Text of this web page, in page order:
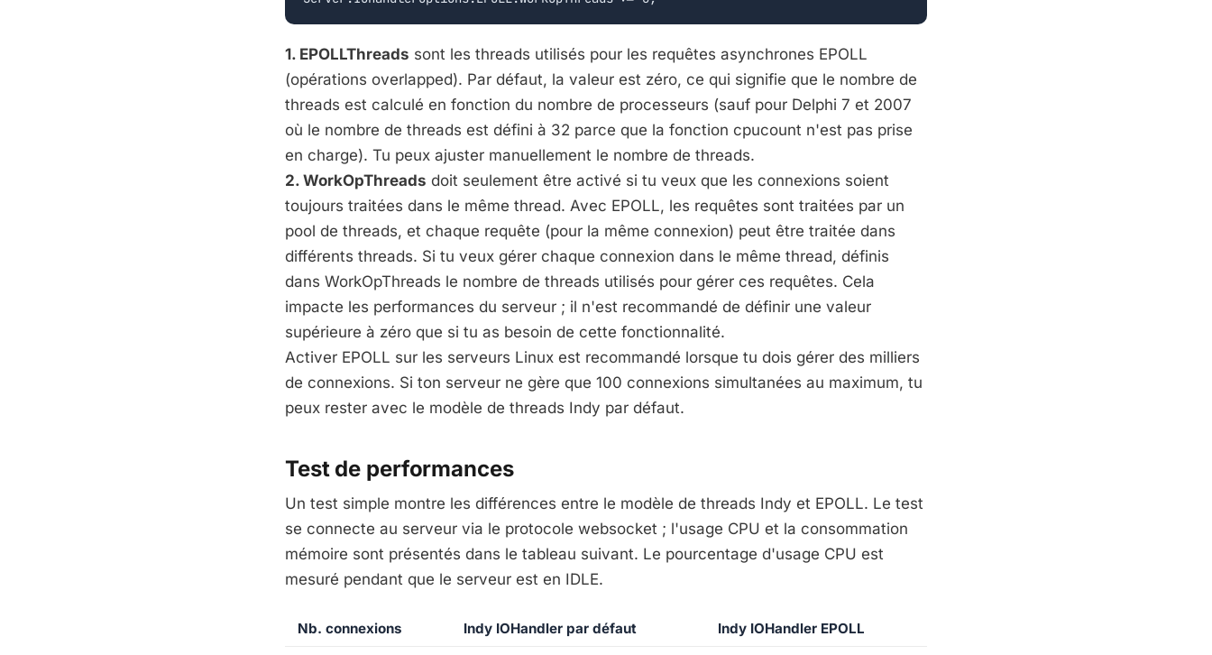
1. EPOLLThreads sont les threads utilisés pour les requêtes asynchrones EPOLL
(opérations overlapped). Par défaut, la valeur est zéro, ce qui signifie que le nombre de
threads est calculé en fonction du nombre de processeurs (sauf pour Delphi 7 et 2007
où le nombre de threads est défini à 32 parce que la fonction cpucount n'est pas prise
en charge). Tu peux ajuster manuellement le nombre de threads.
2. WorkOpThreads doit seulement être activé si tu veux que les connexions soient
toujours traitées dans le même thread. Avec EPOLL, les requêtes sont traitées par un
pool de threads, et chaque requête (pour la même connexion) peut être traitée dans
différents threads. Si tu veux gérer chaque connexion dans le même thread, définis
dans WorkOpThreads le nombre de threads utilisés pour gérer ces requêtes. Cela
impacte les performances du serveur ; il n'est recommandé de définir une valeur
supérieure à zéro que si tu as besoin de cette fonctionnalité.
Activer EPOLL sur les serveurs Linux est recommandé lorsque tu dois gérer des milliers
de connexions. Si ton serveur ne gère que 100 connexions simultanées au maximum, tu
peux rester avec le modèle de threads Indy par défaut.
Test de performances
Un test simple montre les différences entre le modèle de threads Indy et EPOLL. Le test
se connecte au serveur via le protocole websocket ; l'usage CPU et la consommation
mémoire sont présentés dans le tableau suivant. Le pourcentage d'usage CPU est
mesuré pendant que le serveur est en IDLE.
Nb. connexions Indy IOHandler par défaut Indy IOHandler EPOLL